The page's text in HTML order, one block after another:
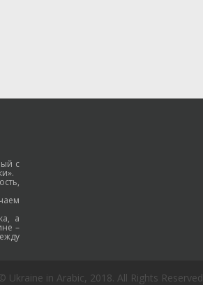
с
а
–
Ukraine in Arabic, 2018. All Rights Reserved.